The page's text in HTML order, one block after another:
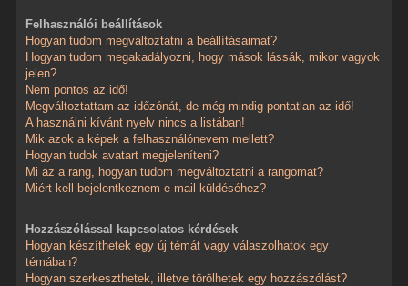
Felhasználói beállítások
Hogyan tudom megváltoztatni a beállításaimat?
Hogyan tudom megakadályozni, hogy mások lássák, mikor vagyok
jelen?
Nem pontos az idő!
Megváltoztattam az időzónát, de még mindig pontatlan az idő!
A használni kívánt nyelv nincs a listában!
Mik azok a képek a felhasználónevem mellett?
Hogyan tudok avatart megjeleníteni?
Mi az a rang, hogyan tudom megváltoztatni a rangomat?
Miért kell bejelentkeznem e-mail küldéséhez?
Hozzászólással kapcsolatos kérdések
Hogyan készíthetek egy új témát vagy válaszolhatok egy
témában?
Hogyan szerkeszthetek, illetve törölhetek egy hozzászólást?